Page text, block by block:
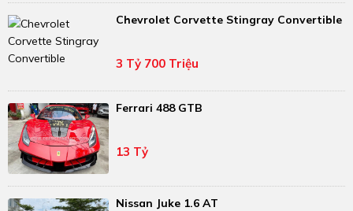
Chevrolet Corvette Stingray Convertible
3 Tỷ 700 Triệu
Ferrari 488 GTB
13 Tỷ
Nissan Juke 1.6 AT